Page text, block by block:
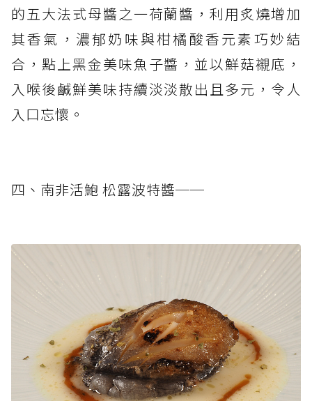
的五大法式母醬之一荷蘭醬，利用炙燒增加
其香氣，濃郁奶味與柑橘酸香元素巧妙結
合，點上黑金美味魚子醬，並以鮮菇襯底，
入喉後鹹鮮美味持續淡淡散出且多元，令人
入口忘懷。
四、南非活鮑 松露波特醬──